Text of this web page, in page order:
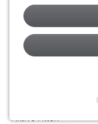
Erstellungsdatum
Alter
Aktive Filter: